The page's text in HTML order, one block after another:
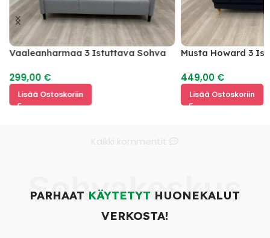
Vaaleanharmaa 3 Istuttava Sohva
299,00 €
Lisää Ostoskoriin
Musta Howard 3
449,00 €
Lisää Ostoskoriin
Sohvakeskus
PARHAAT KÄYTETYT HUONEKALUT
VERKOSTA!